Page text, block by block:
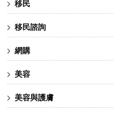
移民
移民諮詢
網購
美容
美容與護膚